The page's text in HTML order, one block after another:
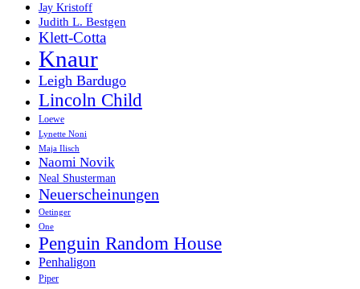
Jay Kristoff
Judith L. Bestgen
Klett-Cotta
Knaur
Leigh Bardugo
Lincoln Child
Loewe
Lynette Noni
Maja Ilisch
Naomi Novik
Neal Shusterman
Neuerscheinungen
Oetinger
One
Penguin Random House
Penhaligon
Piper